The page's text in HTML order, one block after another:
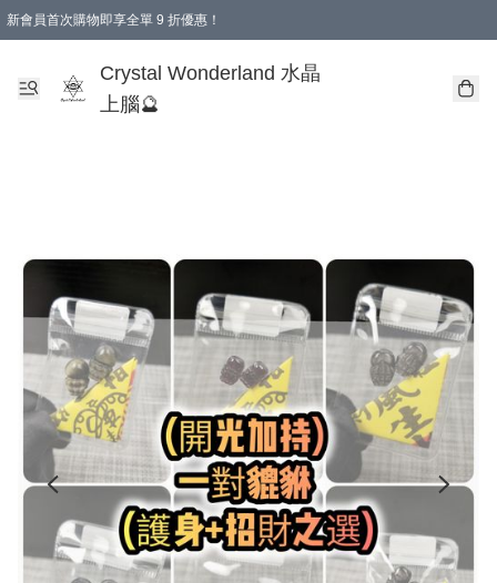
新會員首次購物即享全單 9 折優惠！
Crystal Wonderland 水晶
上腦🔮